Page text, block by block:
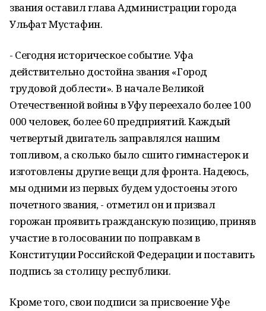
звания оставил глава Администрации города
Ульфат Мустафин.
- Сегодня историческое событие. Уфа
действительно достойна звания «Город
трудовой доблести». В начале Великой
Отечественной войны в Уфу переехало более 100
000 человек, более 60 предприятий. Каждый
четвертый двигатель заправлялся нашим
топливом, а сколько было сшито гимнастерок и
изготовлены другие вещи для фронта. Надеюсь,
мы одними из первых будем удостоены этого
почетного звания, - отметил он и призвал
горожан проявить гражданскую позицию, приняв
участие в голосовании по поправкам в
Конституции Российской Федерации и поставить
подпись за столицу республики.
Кроме того, свои подписи за присвоение Уфе